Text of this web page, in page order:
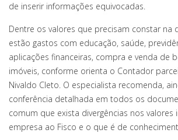
de inserir informações equivocadas.
Dentre os valores que precisam constar na
estão gastos com educação, saúde,
aplicações financeiras, compra e venda de
imóveis, conforme orienta o Contador
Nivaldo Cleto. O especialista recomenda,
conferência detalhada em todos os
comum que exista divergências nos valores
empresa ao Fisco e o que é de